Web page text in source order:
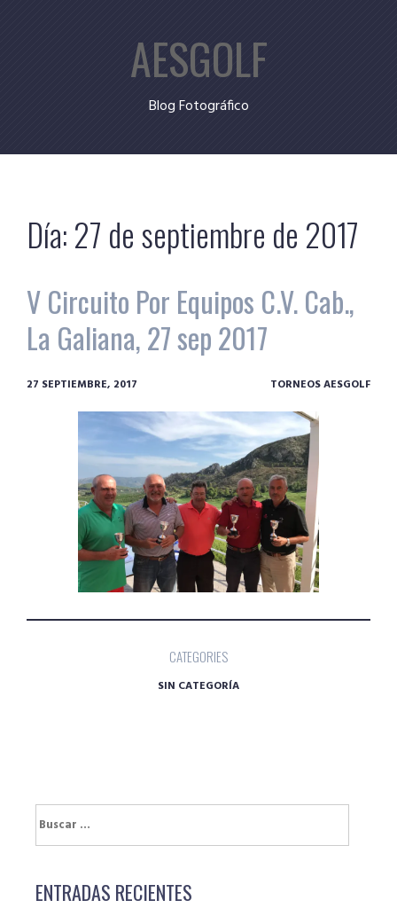
AESGOLF
Blog Fotográfico
Día:27 de septiembre de 2017
V Circuito Por Equipos C.V. Cab.,
La Galiana, 27 sep 2017
27 SEPTIEMBRE, 2017 TORNEOS AESGOLF
CATEGORIES
SIN CATEGORÍA
Buscar:
ENTRADAS RECIENTES